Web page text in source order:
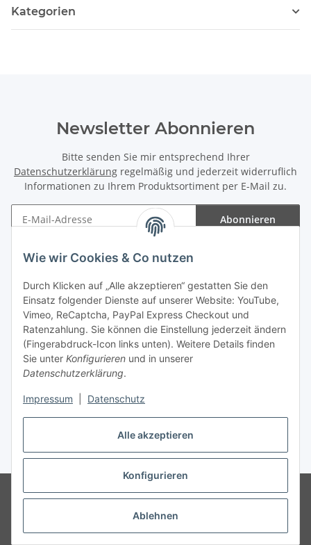
Alle akzeptieren
Konfigurieren
Ablehnen
Wie wir Cookies & Co nutzen
Durch Klicken auf „Alle akzeptieren“ gestatten Sie den
Einsatz folgender Dienste auf unserer Website: YouTube,
Vimeo, ReCaptcha, PayPal Express Checkout und
Ratenzahlung. Sie können die Einstellung jederzeit ändern
(Fingerabdruck-Icon links unten). Weitere Details finden
Sie unter Konfigurieren und in unserer
Datenschutzerklärung.
Impressum Datenschutz
Kategorien
Newsletter Abonnieren
Bitte senden Sie mir entsprechend Ihrer
Datenschutzerklärung regelmäßig und jederzeit widerruflich
Informationen zu Ihrem Produktsortiment per E-Mail zu.
Abonnieren
Gesetzliche Informationen
Vertrag widerrufen
* Gemäß §19 UStG wird keine Umsatzsteuer berechnet, zzgl.Versand
© Wohlgefühl für Körper & Seele by Sabine Werner Besucherzähler:
794697 Endpreis zzgl. Versandkosten, gemäß §19 UStG wird keine
Umsatzsteuer berechnet.